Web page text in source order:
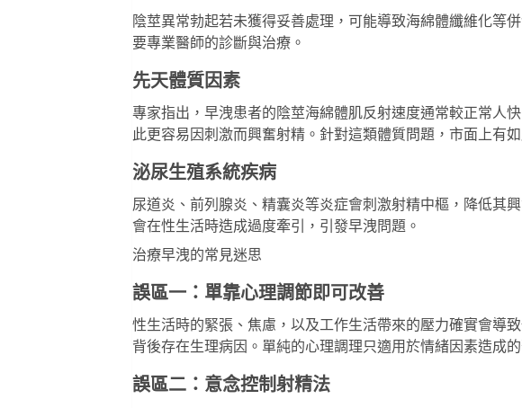
陰莖異常勃起若未獲得妥善處理，可能導致海綿體纖維化等
要專業醫師的診斷與治療。
先天體質因素
專家指出，早洩患者的陰莖海綿體肌反射速度通常較正常人
此更容易因刺激而興奮射精。針對這類體質問題，市面上有如
泌尿生殖系統疾病
尿道炎、前列腺炎、精囊炎等炎症會刺激射精中樞，降低其
會在性生活時造成過度牽引，引發早洩問題。
治療早洩的常見迷思
誤區一：單靠心理調節即可改善
性生活時的緊張、焦慮，以及工作生活帶來的壓力確實會導
背後存在生理病因。單純的心理調理只適用於情緒因素造成
誤區二：意念控制射精法